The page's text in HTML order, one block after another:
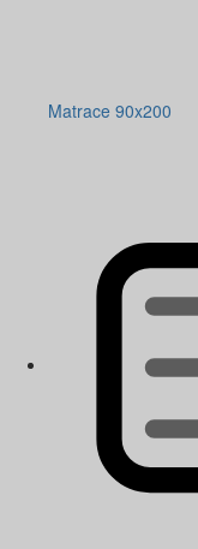
Matrace 90x200